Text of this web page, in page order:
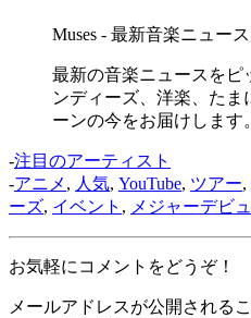
Muses - 最新音楽ニュー
最新の音楽ニュースをピ
ンディーズ、洋楽、た
ーンの今をお届けします。
-注目のアーティスト
-アニメ , 人気, YouTube, ツアー,
ーズ, イベント , メジャーデビ
お気軽にコメントをどうぞ！
メールアドレスが公開される